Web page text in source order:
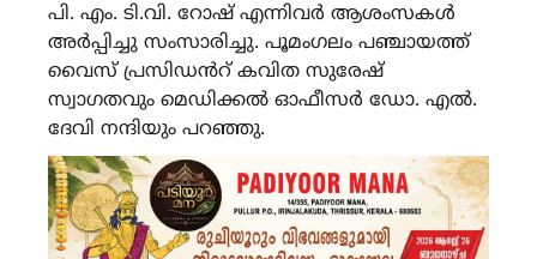
പി. എം. ടി.വി. റോഷ് എന്നിവർ ആശംസകൾ
അർപ്പിച്ചു സംസാരിച്ചു. പൂമംഗലം പഞ്ചായത്ത്
വൈസ് പ്രസിഡൻറ് കവിത സുരേഷ്
സ്വാഗതവും മെഡിക്കൽ ഓഫീസർ ഡോ. എൽ.
ദേവി നന്ദിയും പറഞ്ഞു.